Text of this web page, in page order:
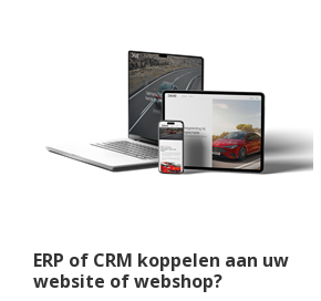
ERP of CRM koppelen aan uw
website of webshop?